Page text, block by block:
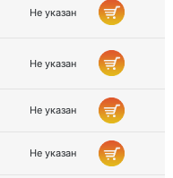
Не указан
Не указан
Не указан
Не указан